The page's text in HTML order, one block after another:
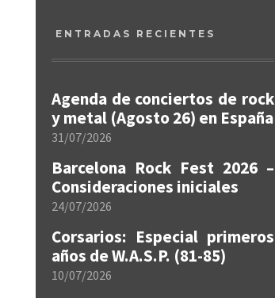
ENTRADAS RECIENTES
Agenda de conciertos de rock
y metal (Agosto 26) en España
31/07/2026
Barcelona Rock Fest 2026 –
Consideraciones iniciales
24/07/2026
Corsarios: Especial primeros
años de W.A.S.P. (81-85)
10/07/2026